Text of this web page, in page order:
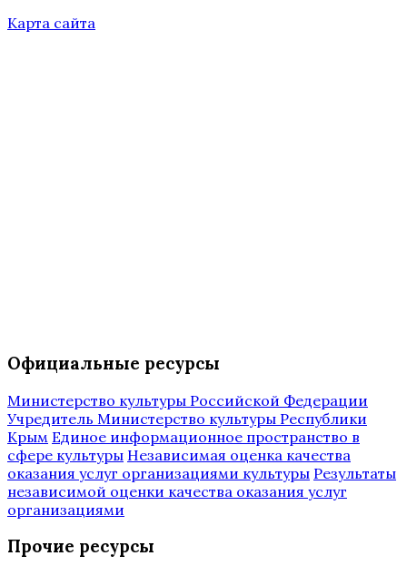
Карта сайта
Официальные ресурсы
Министерство культуры Российской Федерации
Учредитель Министерство культуры Республики
Крым Единое информационное пространство в
сфере культуры Независимая оценка качества
оказания услуг организациями культуры Результаты
независимой оценки качества оказания услуг
организациями
Прочие ресурсы